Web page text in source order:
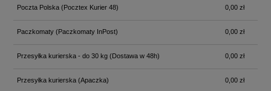
Poczta Polska(Pocztex Kurier 48) 0,00 zł
Paczkomaty(Paczkomaty InPost) 0,00 zł
Przesyłka kurierska - do 30 kg(Dostawa w 48h) 0,00 zł
Przesyłka kurierska (Apaczka) 0,00 zł